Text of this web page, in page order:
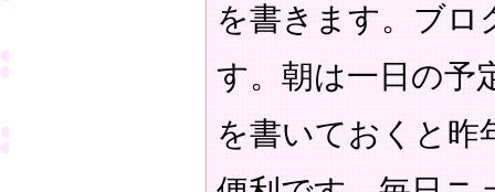
を書きます。ブロ
す。朝は一日の予
を書いておくと昨